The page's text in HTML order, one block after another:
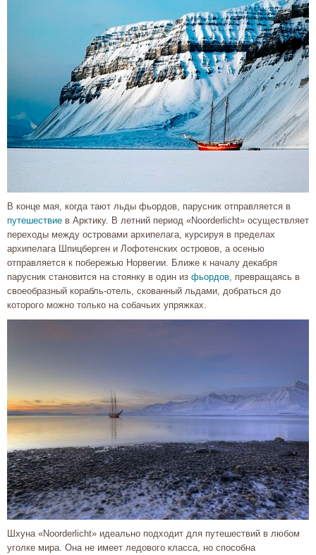
В конце мая, когда тают льды фьордов, парусник отправляется в
путешествие в Арктику. В летний период «Noorderlicht» осуществляет
переходы между островами архипелага, курсируя в пределах
архипелага Шпицберген и Лофотенских островов, а осенью
отправляется к побережью Норвегии. Ближе к началу декабря
парусник становится на стоянку в один из фьордов , превращаясь в
своеобразный корабль-отель, скованный льдами, добраться до
которого можно только на собачьих упряжках.
Шхуна «Noorderlicht» идеально подходит для путешествий в любом
уголке мира. Она не имеет ледового класса, но способна